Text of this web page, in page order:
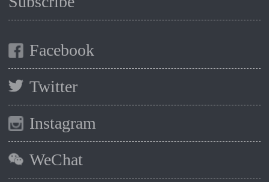
Facebook
Twitter
Instagram
WeChat